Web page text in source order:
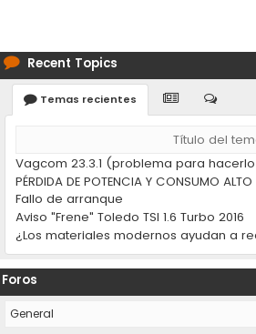
Recent Topics
Temas recientes
Título del
Vagcom 23.3.1 (problema para
PÉRDIDA DE POTENCIA Y CONSUMO
Fallo de arranque
Aviso "Frene" Toledo TSI 1.6 Turbo 2016
Foros
General